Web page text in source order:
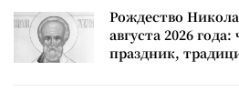
Рождество
августа 2026
праздник,